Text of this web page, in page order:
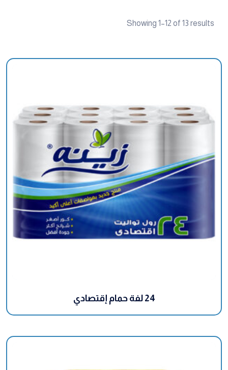
Showing 1–12 of 13 results
24 لفة حمام إقتصادي